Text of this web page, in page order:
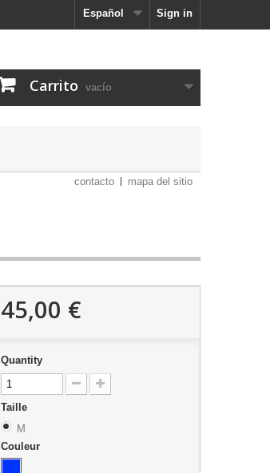
Sign in
Español
Carrito vacío
contacto mapa del sitio
45,00 €
Quantity
Taille
M
Couleur